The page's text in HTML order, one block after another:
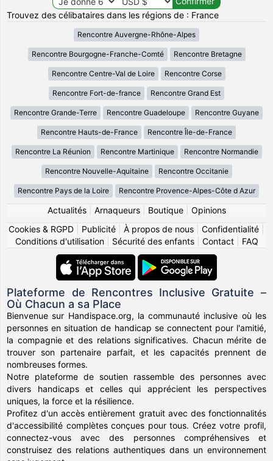
Trouvez des célibataires dans les régions de : France
Rencontre Auvergne-Rhône-Alpes
Rencontre Bourgogne-Franche-Comté Rencontre Bretagne
Rencontre Centre-Val de Loire Rencontre Corse
Rencontre Fort-de-france Rencontre Grand Est
Rencontre Grande-Terre Rencontre Guadeloupe Rencontre Guyane
Rencontre Hauts-de-France Rencontre Île-de-France
Rencontre La Réunion Rencontre Martinique Rencontre Normandie
Rencontre Nouvelle-Aquitaine Rencontre Occitanie
Rencontre Pays de la Loire Rencontre Provence-Alpes-Côte d Azur
Actualités| Arnaqueurs| Boutique| Opinions
Cookies & RGPD
Publicité À propos de nous Confidentialité
Conditions d'utilisation| Sécurité des enfants| Contact| FAQ
Plateforme de Rencontres Inclusive Gratuite –
Où Chacun a sa Place
Bienvenue sur Handispace.org, la communauté inclusive où les
personnes en situation de handicap se connectent pour l'amitié,
la compagnie et des relations significatives. Chacun mérite de
trouver son partenaire parfait, et les capacités prennent de
nombreuses formes.
Notre plateforme de soutien rassemble des personnes avec
divers handicaps et celles qui apprécient les perspectives
uniques, la force et la résilience.
Profitez d'un accès entièrement gratuit avec des fonctionnalités
d'accessibilité complètes conçues pour tous. Créez votre profil,
connectez-vous avec des personnes compréhensives et
construisez des relations authentiques dans un environnement